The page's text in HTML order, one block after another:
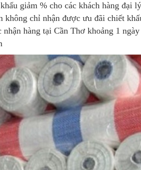
giảm % cho các khách hàng đại
không chỉ nhận được ưu đãi chiết
hàng tại Cần Thơ khoảng 1